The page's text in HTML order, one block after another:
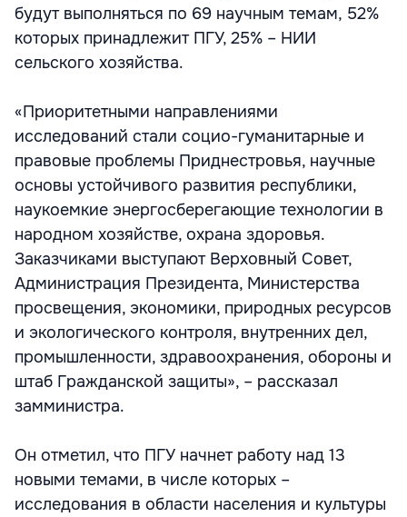
будут выполняться по 69 научным темам, 52%
которых принадлежит ПГУ, 25% – НИИ
сельского хозяйства.
«Приоритетными направлениями
исследований стали социо-гуманитарные и
правовые проблемы Приднестровья, научные
основы устойчивого развития республики,
наукоемкие энергосберегающие технологии в
народном хозяйстве, охрана здоровья.
Заказчиками выступают Верховный Совет,
Администрация Президента, Министерства
просвещения, экономики, природных ресурсов
и экологического контроля, внутренних дел,
промышленности, здравоохранения, обороны и
штаб Гражданской защиты», – рассказал
замминистра.
Он отметил, что ПГУ начнет работу над 13
новыми темами, в числе которых –
исследования в области населения и культуры